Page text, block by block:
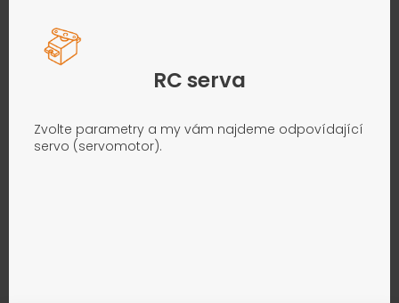
RC serva
Zvolte parametry a my vám najdeme odpovídající
servo (servomotor).